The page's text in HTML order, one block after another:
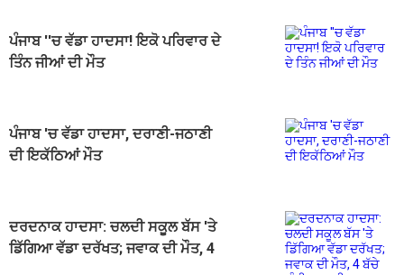
ਪੰਜਾਬ ''ਚ ਵੱਡਾ ਹਾਦਸਾ! ਇਕੋ ਪਰਿਵਾਰ ਦੇ
ਤਿੰਨ ਜੀਆਂ ਦੀ ਮੌਤ
ਪੰਜਾਬ 'ਚ ਵੱਡਾ ਹਾਦਸਾ, ਦਰਾਣੀ-ਜਠਾਣੀ
ਦੀ ਇਕੱਠਿਆਂ ਮੌਤ
ਦਰਦਨਾਕ ਹਾਦਸਾ: ਚਲਦੀ ਸਕੂਲ ਬੱਸ 'ਤੇ
ਡਿੱਗਿਆ ਵੱਡਾ ਦਰੱਖਤ; ਜਵਾਕ ਦੀ ਮੌਤ, 4